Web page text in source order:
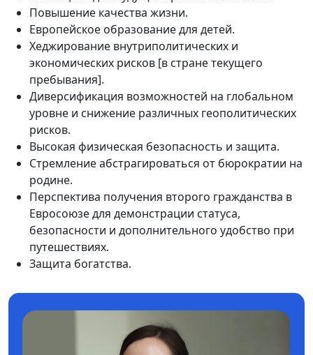
Повышение качества жизни.
Европейское образование для детей.
Хеджирование внутриполитических и
экономических рисков [в стране текущего
пребывания].
Диверсификация возможностей на глобальном
уровне и снижение различных геополитических
рисков.
Высокая физическая безопасность и защита.
Стремление абстрагироваться от бюрократии на
родине.
Перспектива получения второго гражданства в
Евросоюзе для демонстрации статуса,
безопасности и дополнительного удобство при
путешествиях.
Защита богатства.